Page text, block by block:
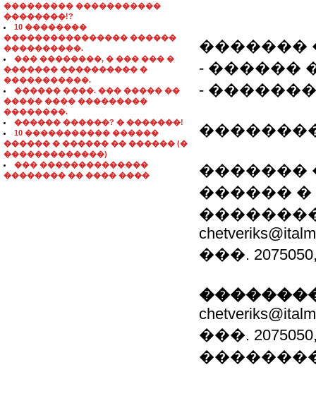
��������� �����������
��������!?
10 ��������
���������������� ������
����������.
��� ��������, � ��� ��� �
������� ���������� �
�����������.
������ ����. ��� ����� ��
����� ���� ���������
��������.
������ ������? � �������!
10 ����������� ������
������ � ������ �� ������ (�
�������������)
��� ��������������
�������� �� ���� ����
�������
- ������
-
�������
������ �
���.
���.